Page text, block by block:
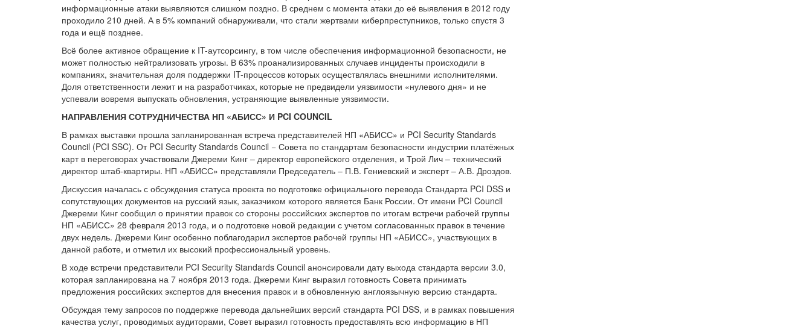
информационные атаки выявляются слишком поздно. В среднем с момента атаки до её выявления в 2012 году
проходило 210 дней. А в 5% компаний обнаруживали, что стали жертвами киберпреступников, только спустя 3
года и ещё позднее.
Всё более активное обращение к IT-аутсорсингу, в том числе обеспечения информационной безопасности, не
может полностью нейтрализовать угрозы. В 63% проанализированных случаев инциденты происходили в
компаниях, значительная доля поддержки IT-процессов которых осуществлялась внешними исполнителями.
Доля ответственности лежит и на разработчиках, которые не предвидели уязвимости «нулевого дня» и не
успевали вовремя выпускать обновления, устраняющие выявленные уязвимости.
НАПРАВЛЕНИЯ СОТРУДНИЧЕСТВА НП «АБИСС» И PCI COUNCIL
В рамках выставки прошла запланированная встреча представителей НП «АБИСС» и PCI Security Standards
Council (PCI SSC). От PCI Security Standards Council − Совета по стандартам безопасности индустрии платёжных
карт в переговорах участвовали Джереми Кинг – директор европейского отделения, и Трой Лич – технический
директор штаб-квартиры. НП «АБИСС» представляли Председатель – П.В. Гениевский и эксперт – А.В. Дроздов.
Дискуссия началась с обсуждения статуса проекта по подготовке официального перевода Стандарта PCI DSS и
сопутствующих документов на русский язык, заказчиком которого является Банк России. От имени PCI Council
Джереми Кинг сообщил о принятии правок со стороны российских экспертов по итогам встречи рабочей группы
НП «АБИСС» 28 февраля 2013 года, и о подготовке новой редакции с учетом согласованных правок в течение
двух недель. Джереми Кинг особенно поблагодарил экспертов рабочей группы НП «АБИСС», участвующих в
данной работе, и отметил их высокий профессиональный уровень.
В ходе встречи представители PCI Security Standards Council анонсировали дату выхода стандарта версии 3.0,
которая запланирована на 7 ноября 2013 года. Джереми Кинг выразил готовность Совета принимать
предложения российских экспертов для внесения правок и в обновленную англоязычную версию стандарта.
Обсуждая тему запросов по поддержке перевода дальнейших версий стандарта PCI DSS, и в рамках повышения
качества услуг, проводимых аудиторами, Совет выразил готовность предоставлять всю информацию в НП